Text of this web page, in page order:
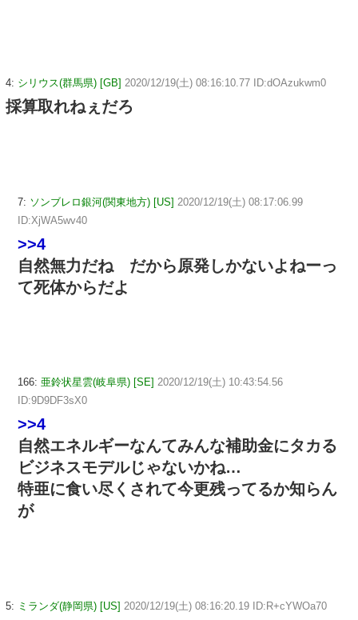
4: シリウス(群馬県) [GB] 2020/12/19(土) 08:16:10.77 ID:dOAzukwm0
採算取れねぇだろ
7: ソンブレロ銀河(関東地方) [US] 2020/12/19(土) 08:17:06.99
ID:XjWA5wv40
>>4
自然無力だね だから原発しかないよねーっ
て死体からだよ
166: 亜鈴状星雲(岐阜県) [SE] 2020/12/19(土) 10:43:54.56
ID:9D9DF3sX0
>>4
自然エネルギーなんてみんな補助金にタカる
ビジネスモデルじゃないかね…
特亜に食い尽くされて今更残ってるか知らん
が
5: ミランダ(静岡県) [US] 2020/12/19(土) 08:16:20.19 ID:R+cYWOa70